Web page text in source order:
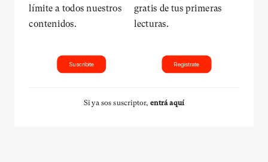
límite a todos nuestros
contenidos.
Suscribite
gratis de tus primeras
lecturas.
Registrate
Si ya sos suscriptor, entrá aquí